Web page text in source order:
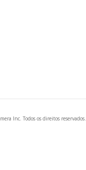
Inc. Todos os direitos reservados.